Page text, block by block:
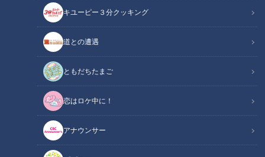
キユーピー３分クッキング
道との遭遇
ともだちたまご
恋はロケ中に！
アナウンサー
道との遭遇
「道との遭遇」動画
軽トラ女子・三田悠貴（岐阜出身）が軽トラで三重縦断！
その土地の食材で自炊をしながら300kmの下道旅へ・・・
『歩道・車道バラエティ 道との遭遇』は CBCテレビ 毎週
火曜23:56～